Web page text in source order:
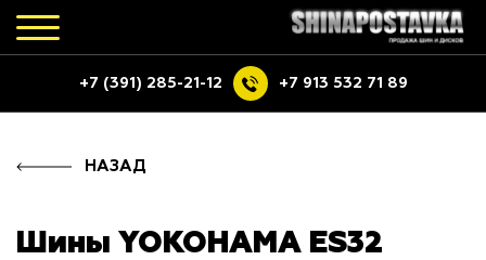
+7 (391) 285-21-12 +7 913 532 71 89
НАЗАД
Шины YOKOHAMA ES32